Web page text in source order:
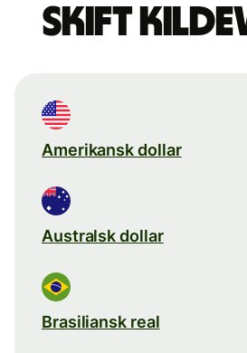
Skift
Amerikansk dollar
Australsk dollar
Brasiliansk real